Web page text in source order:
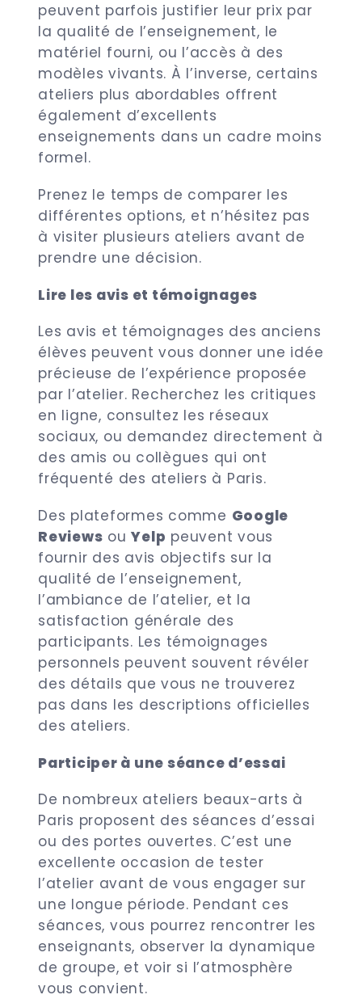
peuvent parfois justifier leur prix par
la qualité de l’enseignement, le
matériel fourni, ou l’accès à des
modèles vivants. À l’inverse, certains
ateliers plus abordables offrent
également d’excellents
enseignements dans un cadre moins
formel.
Prenez le temps de comparer les
différentes options, et n’hésitez pas
à visiter plusieurs ateliers avant de
prendre une décision.
Lire les avis et témoignages
Les avis et témoignages des anciens
élèves peuvent vous donner une idée
précieuse de l’expérience proposée
par l’atelier. Recherchez les critiques
en ligne, consultez les réseaux
sociaux, ou demandez directement à
des amis ou collègues qui ont
fréquenté des ateliers à Paris.
Des plateformes comme Google
Reviews ouYelp peuvent vous
fournir des avis objectifs sur la
qualité de l’enseignement,
l’ambiance de l’atelier, et la
satisfaction générale des
participants. Les témoignages
personnels peuvent souvent révéler
des détails que vous ne trouverez
pas dans les descriptions officielles
des ateliers.
Participer à une séance d’essai
De nombreux ateliers beaux-arts à
Paris proposent des séances d’essai
ou des portes ouvertes. C’est une
excellente occasion de tester
l’atelier avant de vous engager sur
une longue période. Pendant ces
séances, vous pourrez rencontrer les
enseignants, observer la dynamique
de groupe, et voir si l’atmosphère
vous convient.